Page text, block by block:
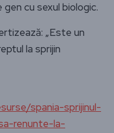
cu sexul biologic.
„Este un
la sprijin
spania-sprijinul-
renunte-la-